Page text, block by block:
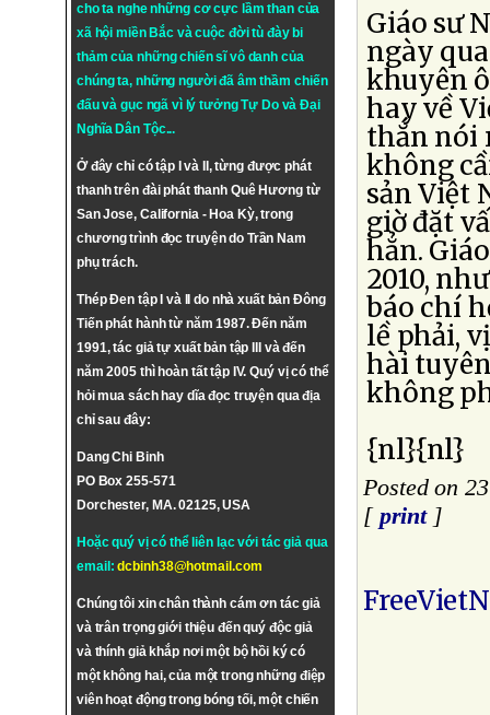
cho ta nghe những cơ cực lầm than của
xã hội miền Bắc và cuộc đời tù đày bi
thảm của những chiến sĩ vô danh của
chúng ta, những người đã âm thầm chiến
đấu và gục ngã vì lý tưởngTự DovàĐại
Nghĩa Dân Tộc...
Ở đây chỉ có tập I và II, từng được phát
thanh trên đài phát thanh Quê Hương từ
San Jose, California - Hoa Kỳ, trong
chương trình đọc truyện do Trần Nam
phụ trách.
Thép Đen tập I và II do nhà xuất bản Đông
Tiến phát hành từ năm 1987. Đến năm
1991, tác giả tự xuất bản tập III và đến
năm 2005 thì hoàn tất tập IV. Quý vị có thể
hỏi mua sách hay dĩa đọc truyện qua địa
chỉ sau đây:
Dang Chi Binh
PO Box 255-571
Dorchester, MA. 02125, USA
Hoặc quý vị có thể liên lạc với tác giả qua
email:dcbinh38@hotmail.com
Chúng tôi xin chân thành cám ơn tác giả
và trân trọng giới thiệu đến quý độc giả
và thính giả khắp nơi một bộ hồi ký có
một không hai, của một trong những điệp
viên hoạt động trong bóng tối, một chiến
Giáo sư
ngày
khuyên
hay về
thắn nói
không
sản Việt
giờ đặt
hẳn.
2010,
báo chí
lề phải,
hài
không
{nl}{nl}
Posted on
[ print]